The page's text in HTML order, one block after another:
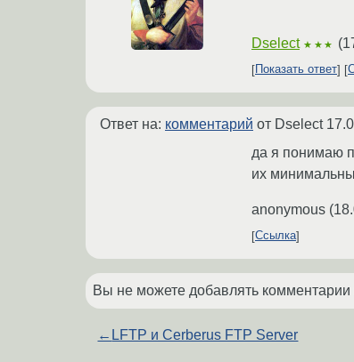
Dselect ★★★ (
Показать ответ
Ответ на: комментарий от Dselect
да я понимаю
их
anonymous (
Ссылка
Вы не можете добавлять
← LFTP и Cerberus FTP Server